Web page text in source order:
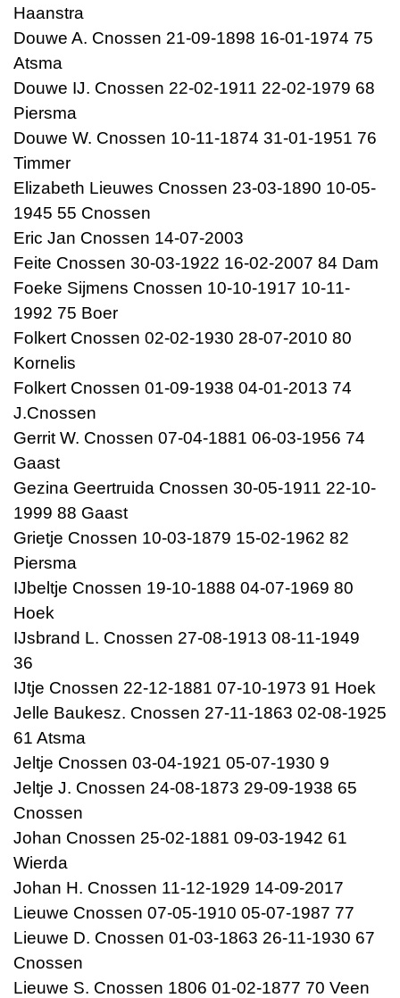
Haanstra
Douwe A. Cnossen 21-09-1898 16-01-1974 75
Atsma
Douwe IJ. Cnossen 22-02-1911 22-02-1979 68
Piersma
Douwe W. Cnossen 10-11-1874 31-01-1951 76
Timmer
Elizabeth Lieuwes Cnossen 23-03-1890 10-05-
1945 55 Cnossen
Eric Jan Cnossen 14-07-2003
Feite Cnossen 30-03-1922 16-02-2007 84 Dam
Foeke Sijmens Cnossen 10-10-1917 10-11-
1992 75 Boer
Folkert Cnossen 02-02-1930 28-07-2010 80
Kornelis
Folkert Cnossen 01-09-1938 04-01-2013 74
J.Cnossen
Gerrit W. Cnossen 07-04-1881 06-03-1956 74
Gaast
Gezina Geertruida Cnossen 30-05-1911 22-10-
1999 88 Gaast
Grietje Cnossen 10-03-1879 15-02-1962 82
Piersma
IJbeltje Cnossen 19-10-1888 04-07-1969 80
Hoek
IJsbrand L. Cnossen 27-08-1913 08-11-1949
36
IJtje Cnossen 22-12-1881 07-10-1973 91 Hoek
Jelle Baukesz. Cnossen 27-11-1863 02-08-1925
61 Atsma
Jeltje Cnossen 03-04-1921 05-07-1930 9
Jeltje J. Cnossen 24-08-1873 29-09-1938 65
Cnossen
Johan Cnossen 25-02-1881 09-03-1942 61
Wierda
Johan H. Cnossen 11-12-1929 14-09-2017
Lieuwe Cnossen 07-05-1910 05-07-1987 77
Lieuwe D. Cnossen 01-03-1863 26-11-1930 67
Cnossen
Lieuwe S. Cnossen 1806 01-02-1877 70 Veen